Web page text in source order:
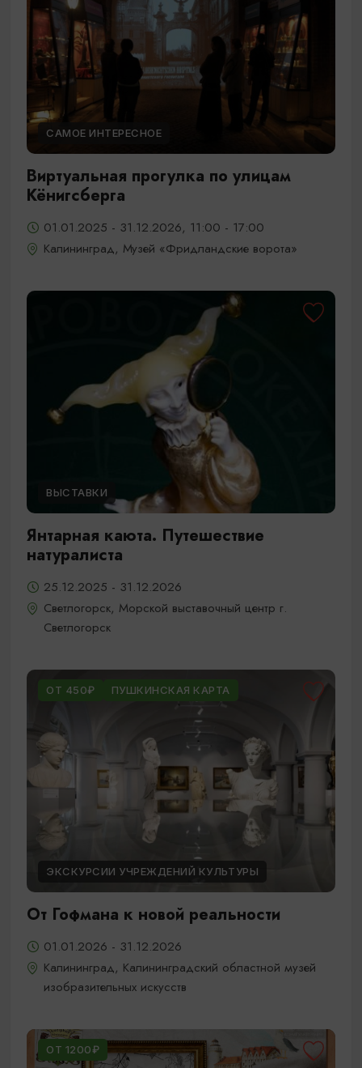
САМОЕ ИНТЕРЕСНОЕ
Виртуальная прогулка по улицам
Кёнигсберга
01.01.2025 - 31.12.2026, 11:00 - 17:00
Калининград, Музей «Фридландские ворота»
ВЫСТАВКИ
Янтарная каюта. Путешествие
натуралиста
25.12.2025 - 31.12.2026
Светлогорск, Морской выставочный центр г.
Светлогорск
ОТ 450₽ ПУШКИНСКАЯ КАРТА
ЭКСКУРСИИ УЧРЕЖДЕНИЙ КУЛЬТУРЫ
От Гофмана к новой реальности
01.01.2026 - 31.12.2026
Калининград, Калининградский областной музей
изобразительных искусств
ОТ 1200₽